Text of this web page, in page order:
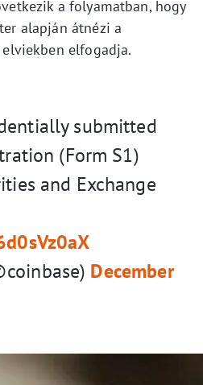
a folyamatban, hogy
alapján átnézi a
elfogadja.
submitted
(Form S1)
and Exchange
December